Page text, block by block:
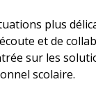
plus
et de
sur les
scolaire.